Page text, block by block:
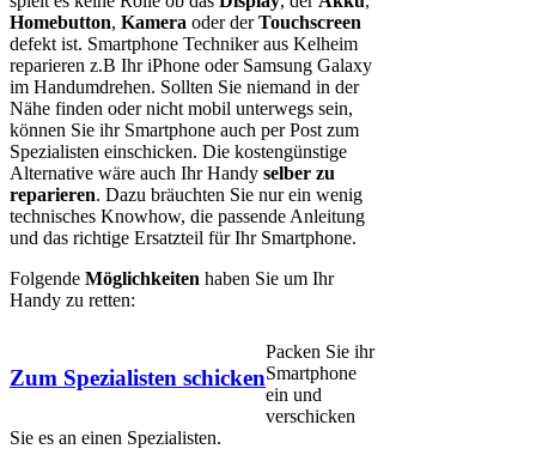
Homebutton, Kamera oder derTouchscreen
defekt ist. Smartphone Techniker aus Kelheim
reparieren z.B Ihr iPhone oder Samsung Galaxy
im Handumdrehen. Sollten Sie niemand in der
Nähe finden oder nicht mobil unterwegs sein,
können Sie ihr Smartphone auch per Post zum
Spezialisten einschicken. Die kostengünstige
Alternative wäre auch Ihr Handy selber zu
reparieren. Dazu bräuchten Sie nur ein wenig
technisches Knowhow, die passende Anleitung
und das richtige Ersatzteil für Ihr Smartphone.
Folgende Möglichkeiten haben Sie um Ihr
Handy zu retten:
Zum Spezialisten schicken
Packen Sie ihr
Smartphone
ein und
verschicken
Sie es an einen Spezialisten.